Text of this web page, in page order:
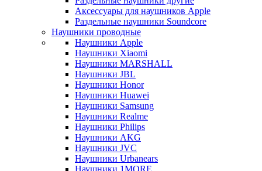
Аксессуары для наушников Apple
Раздельные наушники Soundcore
Наушники проводные
Наушники Apple
Наушники Xiaomi
Наушники MARSHALL
Наушники JBL
Наушники Honor
Наушники Huawei
Наушники Samsung
Наушники Realme
Наушники Philips
Наушники AKG
Наушники JVC
Наушники Urbanears
Наушники 1MORE